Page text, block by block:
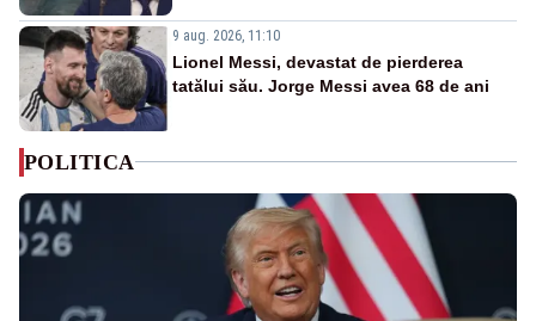
9 aug. 2026, 11:10
Lionel Messi, devastat de pierderea
tatălui său. Jorge Messi avea 68 de ani
POLITICA